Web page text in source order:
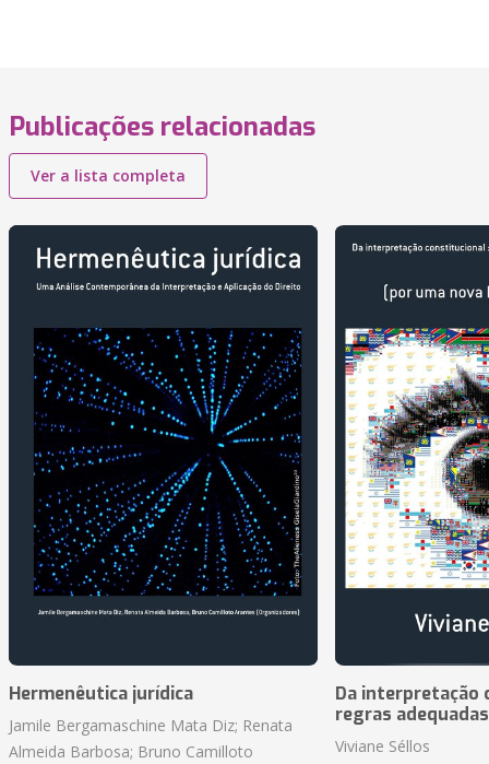
Publicações relacionadas
Ver a lista completa
Hermenêutica jurídica
Jamile Bergamaschine Mata Diz; Renata
Almeida Barbosa; Bruno Camilloto
Da interpretação
regras
Viviane Séllos